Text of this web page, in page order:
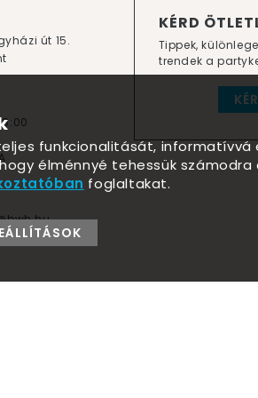
KÉRD
Tippek,
trendek a
út 15.
funkcionalitását, informatívvá
élménnyé tehessük számodra
foglaltakat.